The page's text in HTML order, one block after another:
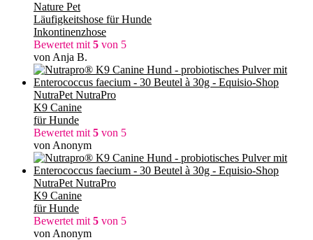
Nature Pet
Läufigkeitshose für Hunde
Inkontinenzhose
Bewertet mit 5 von 5
von Anja B.
NutraPet NutraPro
K9 Canine
für Hunde
Bewertet mit 5 von 5
von Anonym
NutraPet NutraPro
K9 Canine
für Hunde
Bewertet mit 5 von 5
von Anonym